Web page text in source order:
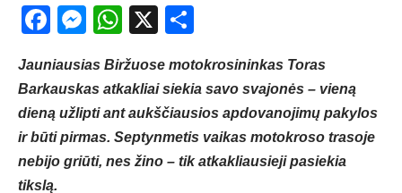
Facebook
Messenger
WhatsApp
X
Jauniausias Biržuose motokrosininkas Toras
Barkauskas atkakliai siekia savo svajonės – vieną
dieną užlipti ant aukščiausios apdovanojimų pakylos
ir būti pirmas. Septynmetis vaikas motokroso trasoje
nebijo griūti, nes žino – tik atkakliausieji pasiekia
tikslą.